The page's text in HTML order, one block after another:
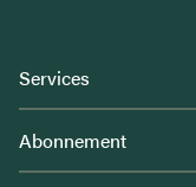
Services
Abonnement